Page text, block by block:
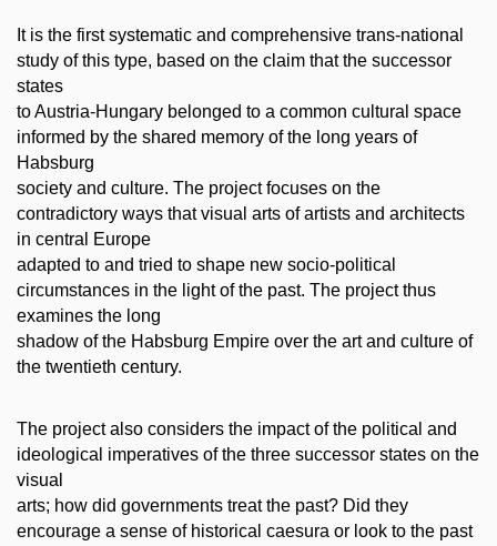
It is the first systematic and comprehensive trans-national
study of this type, based on the claim that the successor
states
to Austria-Hungary belonged to a common cultural space
informed by the shared memory of the long years of
Habsburg
society and culture. The project focuses on the
contradictory ways that visual arts of artists and architects
in central Europe
adapted to and tried to shape new socio-political
circumstances in the light of the past. The project thus
examines the long
shadow of the Habsburg Empire over the art and culture of
the twentieth century.
The project also considers the impact of the political and
ideological imperatives of the three successor states on the
visual
arts; how did governments treat the past? Did they
encourage a sense of historical caesura or look to the past